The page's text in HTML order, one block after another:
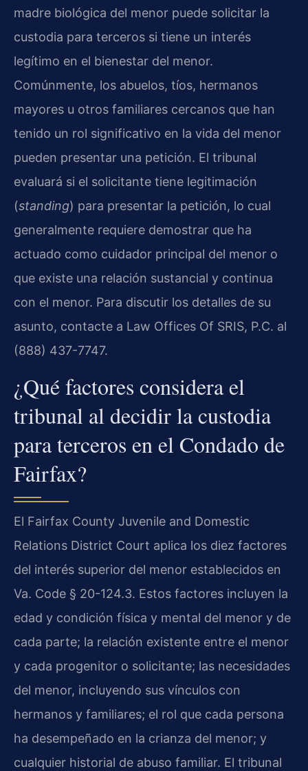
madre biológica del menor puede solicitar la
custodia para terceros si tiene un interés
legítimo en el bienestar del menor.
Comúnmente, los abuelos, tíos, hermanos
mayores u otros familiares cercanos que han
tenido un rol significativo en la vida del menor
pueden presentar una petición. El tribunal
evaluará si el solicitante tiene legitimación
(standing) para presentar la petición, lo cual
generalmente requiere demostrar que ha
actuado como cuidador principal del menor o
que existe una relación sustancial y continua
con el menor. Para discutir los detalles de su
asunto, contacte a Law Offices Of SRIS, P.C. al
(888) 437-7747.
¿Qué factores considera el
tribunal al decidir la custodia
para terceros en el Condado de
Fairfax?
El Fairfax County Juvenile and Domestic
Relations District Court aplica los diez factores
del interés superior del menor establecidos en
Va. Code § 20-124.3. Estos factores incluyen la
edad y condición física y mental del menor y de
cada parte; la relación existente entre el menor
y cada progenitor o solicitante; las necesidades
del menor, incluyendo sus vínculos con
hermanos y familiares; el rol que cada persona
ha desempeñado en la crianza del menor; y
cualquier historial de abuso familiar. El tribunal